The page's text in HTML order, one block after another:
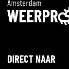
DIRECT NAAR